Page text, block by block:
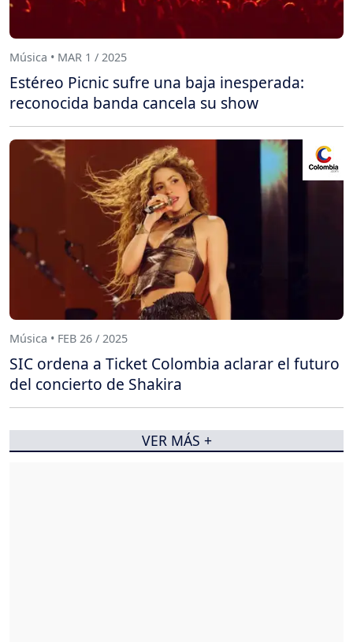
Música • MAR 1 / 2025
Estéreo Picnic sufre una baja inesperada:
reconocida banda cancela su show
Música • FEB 26 / 2025
SIC ordena a Ticket Colombia aclarar el futuro
del concierto de Shakira
VER MÁS +